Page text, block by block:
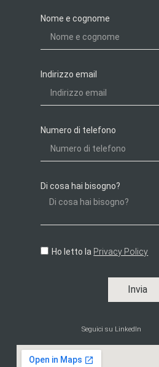
Nome e cognome
Indirizzo email
Numero di telefono
Di cosa hai bisogno?
Ho letto la Privacy Policy
Invia
Seguici su LinkedIn